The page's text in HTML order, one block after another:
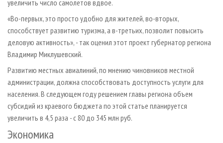
увеличить число самолетов вдвое.
«Во­-первых, это просто удобно для жителей, во­-вторых,
способствует развитию туризма, а в­-третьих, позволит повысить
деловую активность», - так оценил этот проект губернатор региона
Владимир Миклушевский.
Развитию местных авиалиний, по мнению чиновников местной
администрации, должна способствовать доступность услуги для
населения. В следующем году решением главы региона объем
субсидий из краевого бюджета по этой статье планируется
увеличить в 4,5 раза - с 80 до 345 млн руб.
Экономика